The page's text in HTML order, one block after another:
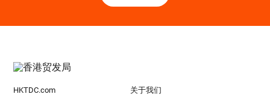
HKTDC.com 关于我们